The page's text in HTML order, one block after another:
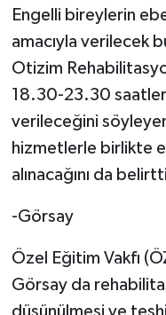
Engelli bireylerin
amacıyla verilecek
Otizim
18.30-23.30 saatleri
verileceğini
hizmetlerle birlikte
alınacağını da
-Görsay
Özel Eğitim Vakfı
Görsay da